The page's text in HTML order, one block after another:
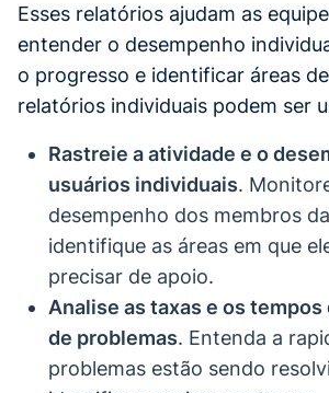
Esses relatórios ajudam as
entender o desempenho
o progresso e identificar áreas
relatórios individuais podem ser
Rastreie a atividade e o
usuários individuais.
desempenho dos membros
identifique as áreas em que
precisar de apoio.
Analise as taxas e os
de problemas. Entenda a
problemas estão sendo